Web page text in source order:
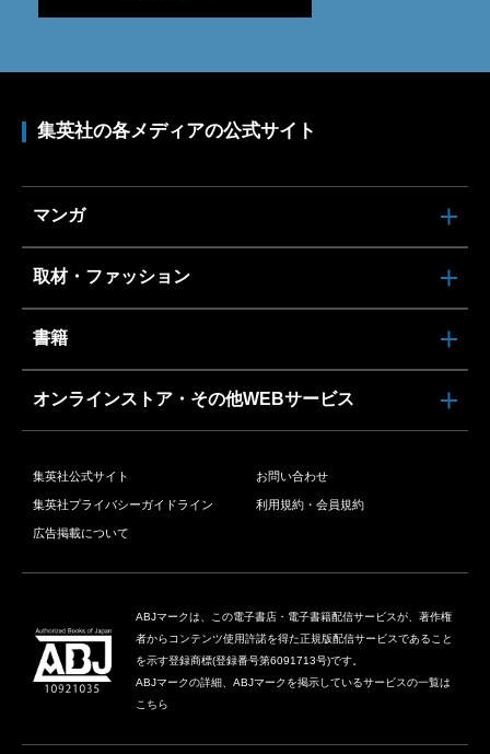
集英社の各メディアの公式サイト
マンガ
取材・ファッション
書籍
オンラインストア・その他WEBサービス
集英社公式サイト お問い合わせ
集英社プライバシーガイドライン 利用規約・会員規約
広告掲載について
ABJマークは、この電子書店・電子書籍配信サービスが、著作権
者からコンテンツ使用許諾を得た正規版配信サービスであること
を示す登録商標(登録番号第6091713号)です。
ABJマークの詳細、ABJマークを掲示しているサービスの一覧は
こちら